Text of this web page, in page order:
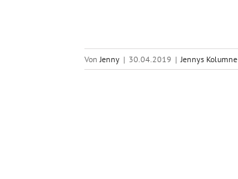
VonJenny | 30.04.2019 | Jennys Kolumne